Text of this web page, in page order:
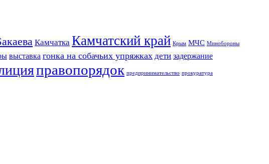
Камчатка Камчатский край Крым МЧС Минобороны
выставка гонка на собачьих упряжках дети задержание
правопорядок предпринимательство прокуратура